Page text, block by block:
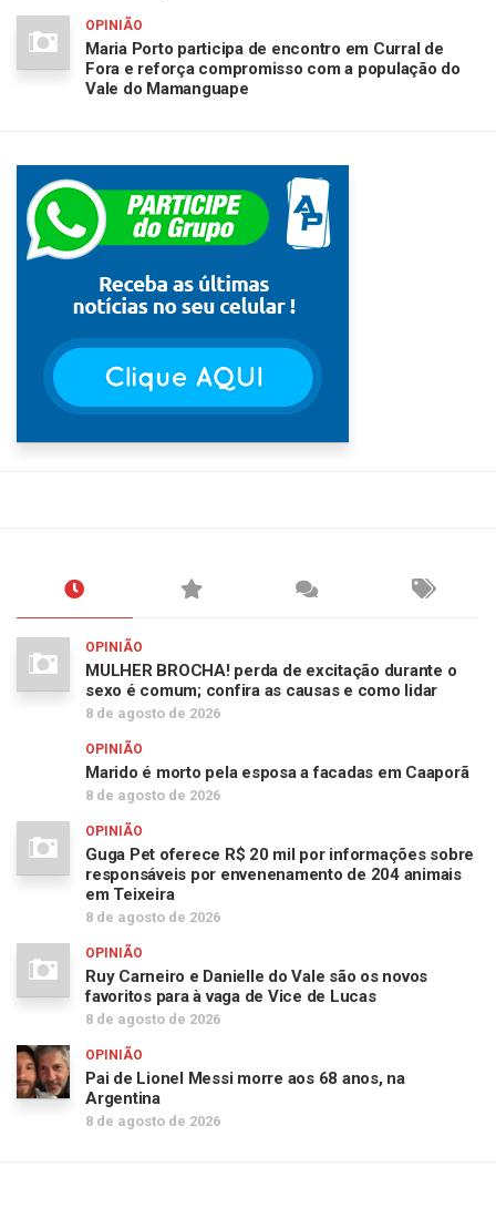
OPINIÃO
Maria Porto participa de encontro em Curral de
Fora e reforça compromisso com a população do
Vale do Mamanguape
OPINIÃO
MULHER BROCHA! perda de excitação durante o
sexo é comum; confira as causas e como lidar
8 de agosto de 2026
OPINIÃO
Marido é morto pela esposa a facadas em Caaporã
8 de agosto de 2026
OPINIÃO
Guga Pet oferece R$ 20 mil por informações sobre
responsáveis por envenenamento de 204 animais
em Teixeira
8 de agosto de 2026
OPINIÃO
Ruy Carneiro e Danielle do Vale são os novos
favoritos para à vaga de Vice de Lucas
8 de agosto de 2026
OPINIÃO
Pai de Lionel Messi morre aos 68 anos, na
Argentina
8 de agosto de 2026